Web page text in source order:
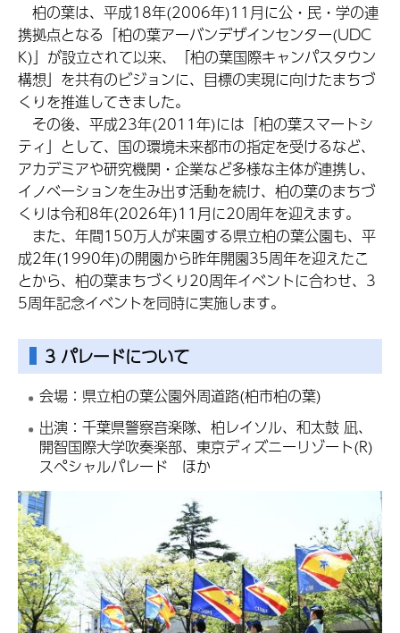
柏の葉は、平成18年(2006年)11月に公・民・学の連
携拠点となる「柏の葉アーバンデザインセンター(UDC
K)」が設立されて以来、「柏の葉国際キャンパスタウン
構想」を共有のビジョンに、目標の実現に向けたまちづ
くりを推進してきました。
その後、平成23年(2011年)には「柏の葉スマートシ
ティ」として、国の環境未来都市の指定を受けるなど、
アカデミアや研究機関・企業など多様な主体が連携し、
イノベーションを生み出す活動を続け、柏の葉のまちづ
くりは令和8年(2026年)11月に20周年を迎えます。
また、年間150万人が来園する県立柏の葉公園も、平
成2年(1990年)の開園から昨年開園35周年を迎えたこ
とから、柏の葉まちづくり20周年イベントに合わせ、3
5周年記念イベントを同時に実施します。
3 パレードについて
会場：県立柏の葉公園外周道路(柏市柏の葉)
出演：千葉県警察音楽隊、柏レイソル、和太鼓 凪、
開智国際大学吹奏楽部、東京ディズニーリゾート(R)
スペシャルパレード ほか